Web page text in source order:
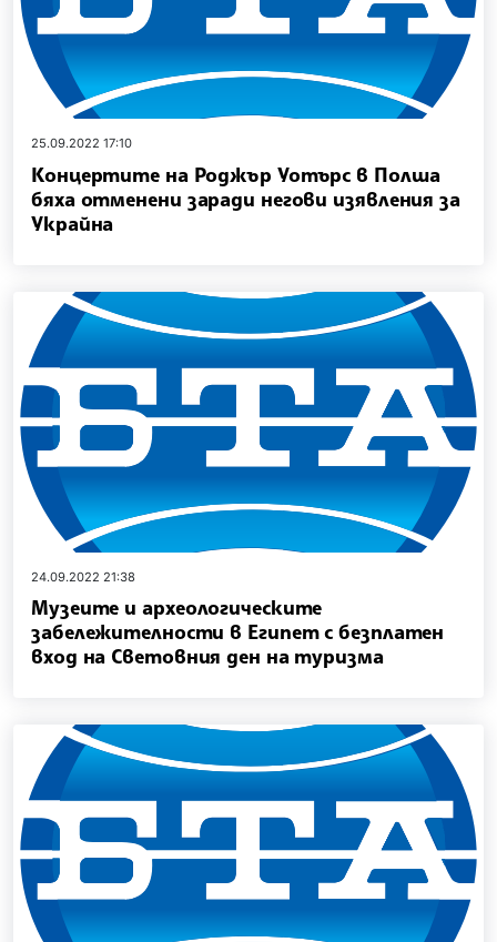
25.09.2022 17:10
Концертите на Роджър Уотърс в Полша
бяха отменени заради негови изявления за
Украйна
24.09.2022 21:38
Музеите и археологическите
забележителности в Египет с безплатен
вход на Световния ден на туризма